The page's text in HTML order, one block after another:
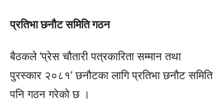
प्रतिभा छनौट समिति गठन
बैठकले ‘प्रेस चौतारी पत्रकारिता सम्मान तथा
पुरस्कार २०८१’ छनौटका लागि प्रतिभा छनौट समिति
पनि गठन गरेको छ ।